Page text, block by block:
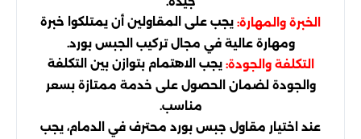
الخبرة والمهارة: يجب على المقاولين أن يمتلكوا خبرة
ومهارة عالية في مجال تركيب الجبس بورد.
التكلفة والجودة:يجب الاهتمام بتوازن بين التكلفة
والجودة لضمان الحصول على خدمة ممتازة بسعر
مناسب.
عند اختيار مقاول جبس بورد محترف في الدمام، يجب